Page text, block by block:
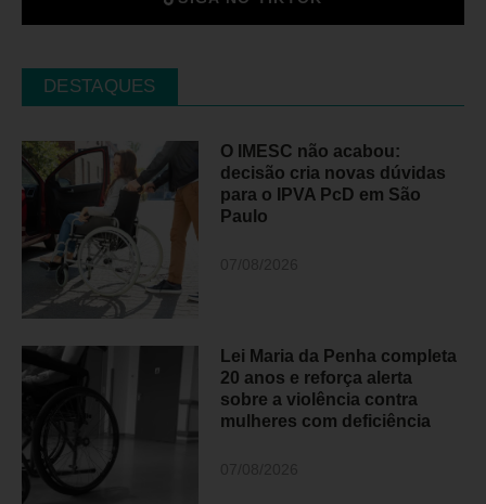
DESTAQUES
O IMESC não acabou:
decisão cria novas dúvidas
para o IPVA PcD em São
Paulo
Lei Maria da Penha completa
20 anos e reforça alerta
sobre a violência contra
mulheres com deficiência